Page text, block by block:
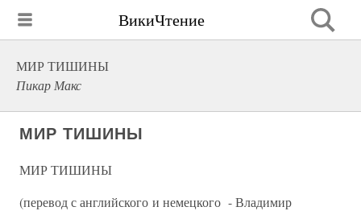
ВикиЧтение
МИР ТИШИНЫ
Пикар Макс
МИР ТИШИНЫ
МИР ТИШИНЫ
(перевод с английского и немецкого - Владимир